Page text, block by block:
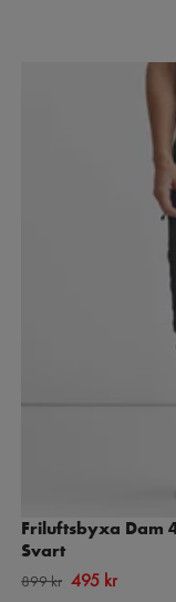
Friluftsbyxa Dam
Svart
899 kr 495 kr